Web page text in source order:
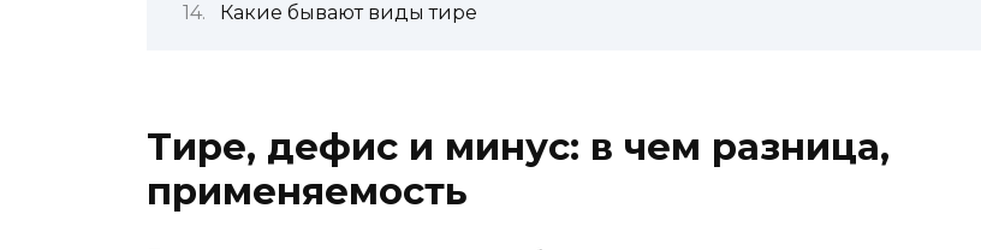
Какие бывают виды тире
Тире, дефис и минус: в чем разница,
применяемость